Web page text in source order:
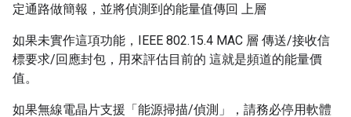
定通路做簡報，並將偵測到的能量值傳回 上層
如果未實作這項功能，IEEE 802.15.4 MAC 層 傳送/接收信
標要求/回應封包，用來評估目前的 這就是頻道的能量價
值。
如果無線電晶片支援「能源掃描/偵測」，請務必停用軟體